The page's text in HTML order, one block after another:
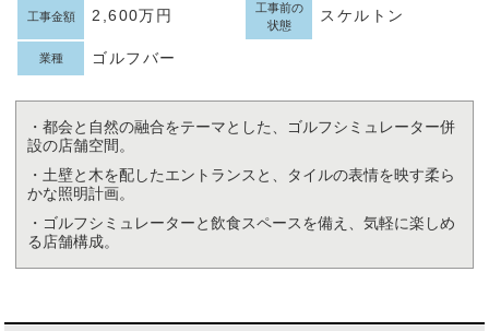
工事金額 2,600万円
工事前の
状態
スケルトン
業種 ゴルフバー
・都会と自然の融合をテーマとした、ゴルフシミュレーター併
設の店舗空間。
・土壁と木を配したエントランスと、タイルの表情を映す柔ら
かな照明計画。
・ゴルフシミュレーターと飲食スペースを備え、気軽に楽しめ
る店舗構成。